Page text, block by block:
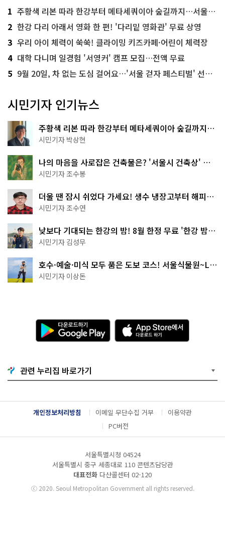
1 주황색 리본 따라 한강부터 메타세쿼이아 숲길까지…서울둘레길 15코스
2 한강 다리 아래서 영화 한 편! '다리밑 영화관' 무료 상영
3 우리 아이 체력이 쑥쑥! 클라이밍 키즈카페·어린이 체력장
4 대학 다니며 일경험 '서영커' 캠프 모집…전액 무료
5 9월 20일, 차 없는 도심 걸어요…'서울 걷자 페스티벌' 선착순 5천명
시민기자 인기뉴스
주황색 리본 따라 한강부터 메타세쿼이아 숲길까지…
서울둘레길 15코스
시민기자 박상현
나의 마음을 사로잡은 건축물은? '서울시 건축상' 수
상작 공개!
시민기자 조수봉
더울 땐 잠시 쉬었다 가세요! 생수 냉장고부터 해피소
·무더위쉼터까지
시민기자 조수연
낮보다 기대되는 한강의 밤! 8월 한정 무료 '한강 밤
핑' 예약은?
시민기자 김성무
호수·예술·미식 모두 품은 도보 코스! 서울식물원~LG
아트센터~마곡테라스거리
시민기자 이상돈
다
운
로
기
G
o
g
l
e
l
A
p
p
e
서
다
운
드
관련 누리집 바로가기
개인정보처리방침 이메일 무단수집 거부
이용약관
PC버전
서울특별시청 04524
서울특별시 중구 세종대로 110 콘텐츠담당관
대표전화 다산콜센터 02-120
ⓒ2020. Seoul Metropolitan Government all rights reserved.